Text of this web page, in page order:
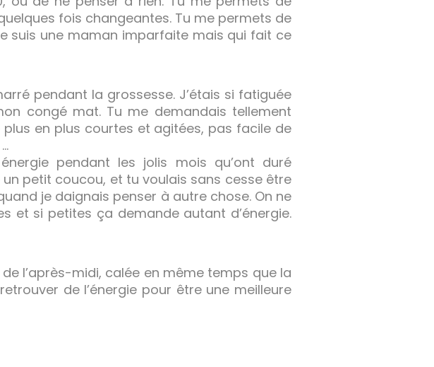
fois changeantes. Tu me permets de
suis une maman imparfaite mais qui fait ce
pendant la grossesse. J’étais si fatiguée
congé mat. Tu me demandais tellement
en plus courtes et agitées, pas facile de
pendant les jolis mois qu’ont duré
petit coucou, et tu voulais sans cesse être
je daignais penser à autre chose. On ne
et si petites ça demande autant d’énergie.
l’après-midi, calée en même temps que la
de l’énergie pour être une meilleure